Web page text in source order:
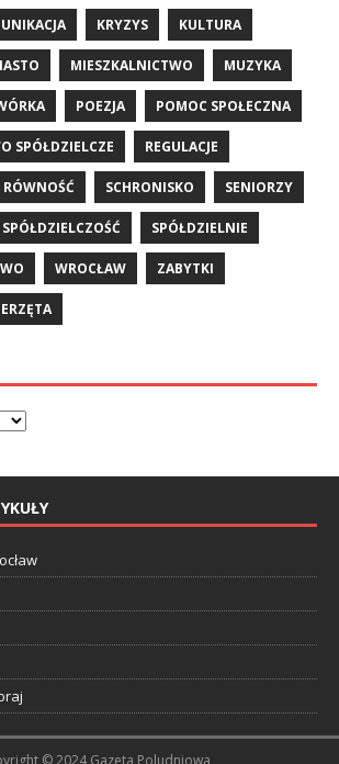
KRYZYS KULTURA
MIESZKALNICTWO MUZYKA
POEZJA POMOC SPOŁECZNA
SPÓŁDZIELCZE REGULACJE
RÓWNOŚĆ SCHRONISKO SENIORZY
SPÓŁDZIELCZOŚĆ SPÓŁDZIELNIE
WROCŁAW ZABYTKI